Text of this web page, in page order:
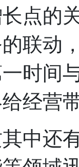
点的
联动
时间
经营
中还